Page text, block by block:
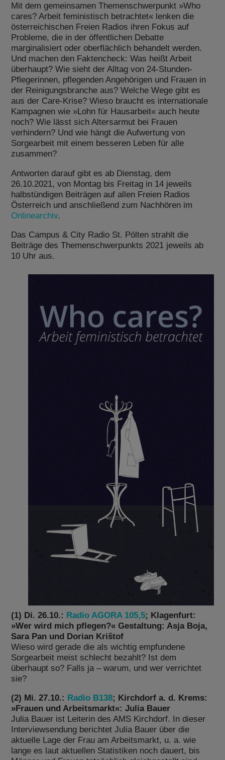
Mit dem gemeinsamen Themenschwerpunkt »Who
cares? Arbeit feministisch betrachtet« lenken die
österreichischen Freien Radios ihren Fokus auf
Probleme, die in der öffentlichen Debatte
marginalisiert oder oberflächlich behandelt werden.
Und machen den Faktencheck: Was heißt Arbeit
überhaupt? Wie sieht der Alltag von 24-Stunden-
Pflegerinnen, pflegenden Angehörigen und Frauen in
der Reinigungsbranche aus? Welche Wege gibt es
aus der Care-Krise? Wieso braucht es internationale
Kampagnen wie »Lohn für Hausarbeit« auch heute
noch? Wie lässt sich Altersarmut bei Frauen
verhindern? Und wie hängt die Aufwertung von
Sorgearbeit mit einem besseren Leben für alle
zusammen?
Antworten darauf gibt es ab Dienstag, dem
26.10.2021, von Montag bis Freitag in 14 jeweils
halbstündigen Beiträgen auf allen Freien Radios
Österreich und anschließend zum Nachhören im
Onlinearchiv.
Das Campus & City Radio St. Pölten strahlt die
Beiträge des Themenschwerpunkts 2021 jeweils ab
10 Uhr aus.
(1) Di. 26.10.: Radio AGORA 105,5; Klagenfurt:
»Wer wird mich pflegen?« Gestaltung: Asja Boja,
Sara Pan und Dorian Krištof
Wieso wird gerade die als wichtig empfundene
Sorgearbeit meist schlecht bezahlt? Ist dem
überhaupt so? Falls ja – warum, und wer verrichtet
sie?
(2) Mi. 27.10.: Radio B138; Kirchdorf a. d. Krems:
»Frauen und Arbeitsmarkt«: Julia Bauer
Julia Bauer ist Leiterin des AMS Kirchdorf. In dieser
Interviewsendung berichtet Julia Bauer über die
aktuelle Lage der Frau am Arbeitsmarkt, u. a. wie
lange es laut aktuellen Statistiken noch dauert, bis